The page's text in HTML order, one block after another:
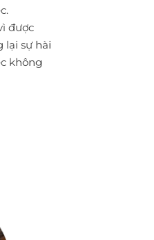
được
lại sự hài
không